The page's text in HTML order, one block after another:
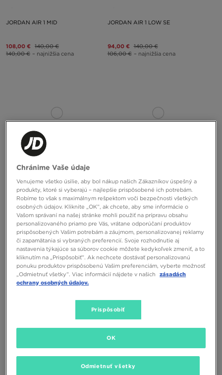
JORDAN AIR 1 MID
108,00 € 140,00 €
140,00 € – najnižšia cena
JORDAN AIR 1 LOW SE
94,00 € 140,00 €
106,00 € – najnižšia cena
JORDAN AIR 1 LOW
86,00 € 130,00 €
– najnižšia cena
JORDAN SPIZIKE LOW
100,00 €
170,00 €
128,00 €
– najnižšia cena
JORDAN ŠORTKY BROOKLYN
JORDAN ŠORTKY W BROOKLYN
FLEECE
Chránime Vaše údaje
Venujeme všetko úsilie, aby bol nákup našich Zákazníkov úspešný a
produkty, ktoré si vyberajú – najlepšie prispôsobené ich potrebám.
Robíme to však s maximálnym rešpektom voči bezpečnosti všetkých
osobných údajov. Kliknite „OK”, ak chcete, aby sme informácie o
Vašom správaní na našej stránke mohli použiť na prípravu obsahu
personalizovaného priamo pre Vás, vrátane odporúčaní produktov
prispôsobených Vašim potrebám a záujmom, personalizovanej reklamy
či zapamätania si vybraných preferencií. Svoje rozhodnutie aj
nastavenia týkajúce sa súborov cookie môžete kedykoľvek zmeniť, a to
kliknutím na „Prispôsobiť”. Ak nechcete dostávať personalizovanú
ponuku produktov prispôsobenú Vašim preferenciám, vyberte možnosť
„Odmietnuť všetky”. Viac informácií nájdete v našich
zásadách
ochrany osobných údajov.
Prispôsobiť
Odmietnuť všetky
OK